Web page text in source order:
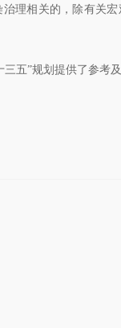
相关的，除有关宏
”规划提供了参考